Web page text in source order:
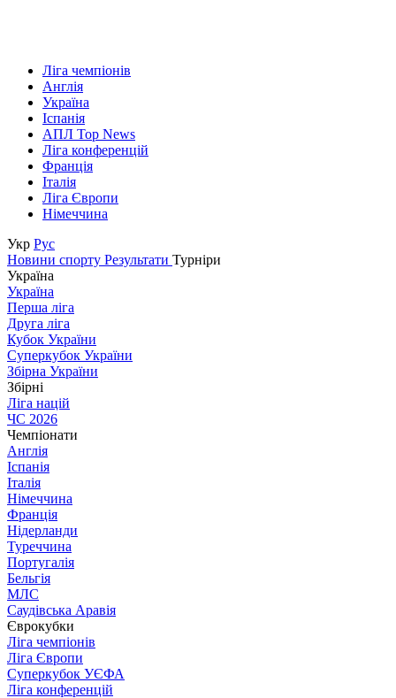
Ліга чемпіонів
Англія
Україна
Іспанія
АПЛ Top News
Ліга конференцій
Франція
Італія
Ліга Європи
Німеччина
Укр Рус
Новини спорту Результати Турніри
Україна
Україна
Перша ліга
Друга ліга
Кубок України
Суперкубок України
Збірна України
Збірні
Ліга націй
ЧС 2026
Чемпіонати
Англія
Іспанія
Італія
Німеччина
Франція
Нідерланди
Туреччина
Португалія
Бельгія
МЛС
Саудівська Аравія
Єврокубки
Ліга чемпіонів
Ліга Європи
Суперкубок УЄФА
Ліга конференцій